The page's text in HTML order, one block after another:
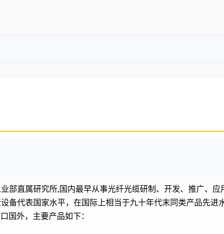
部直属研究所,国内最早从事光纤光缆研制、开发、推广、
备代表国家水平，在国际上相当于九十年代末同类产品先进
国外，主要产品如下：